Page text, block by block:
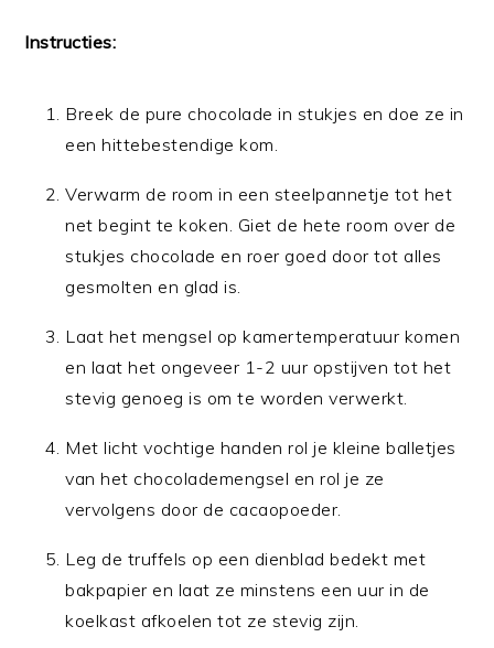
Instructies:
Breek de pure chocolade in stukjes en doe ze in
een hittebestendige kom.
Verwarm de room in een steelpannetje tot het
net begint te koken. Giet de hete room over de
stukjes chocolade en roer goed door tot alles
gesmolten en glad is.
Laat het mengsel op kamertemperatuur komen
en laat het ongeveer 1-2 uur opstijven tot het
stevig genoeg is om te worden verwerkt.
Met licht vochtige handen rol je kleine balletjes
van het chocolademengsel en rol je ze
vervolgens door de cacaopoeder.
Leg de truffels op een dienblad bedekt met
bakpapier en laat ze minstens een uur in de
koelkast afkoelen tot ze stevig zijn.